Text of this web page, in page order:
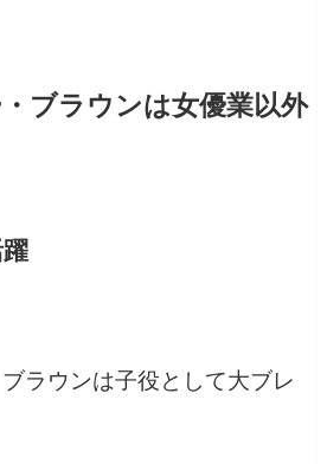
ブラウンは女優業以外
ラウンは子役として大ブレ